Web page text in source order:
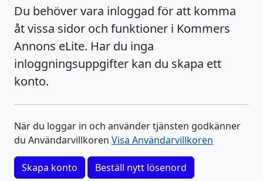
Du behöver vara inloggad för att komma
åt vissa sidor och funktioner i Kommers
Annons eLite. Har du inga
inloggningsuppgifter kan du skapa ett
konto.
När du loggar in och använder tjänsten godkänner
du Användarvillkoren Visa Användarvillkoren
Skapa konto Beställ nytt lösenord